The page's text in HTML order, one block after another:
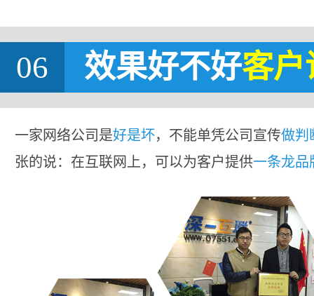
06 效果好不好客户
一家网络公司是好是坏，不能单凭公司宣传做判
张的说：在互联网上，可以为客户提供一条龙品